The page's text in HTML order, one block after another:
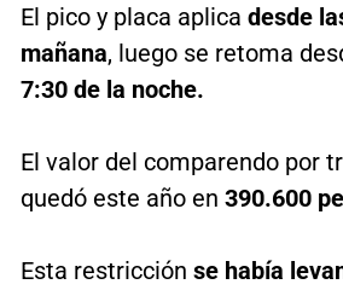
El pico y placa aplica desde
mañana, luego se retoma
7:30 de la noche.
El valor del comparendo por
quedó este año en 390.600
Esta restricción se había